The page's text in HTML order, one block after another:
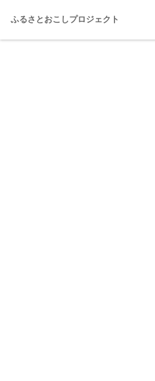
ふるさとおこしプロジェクト